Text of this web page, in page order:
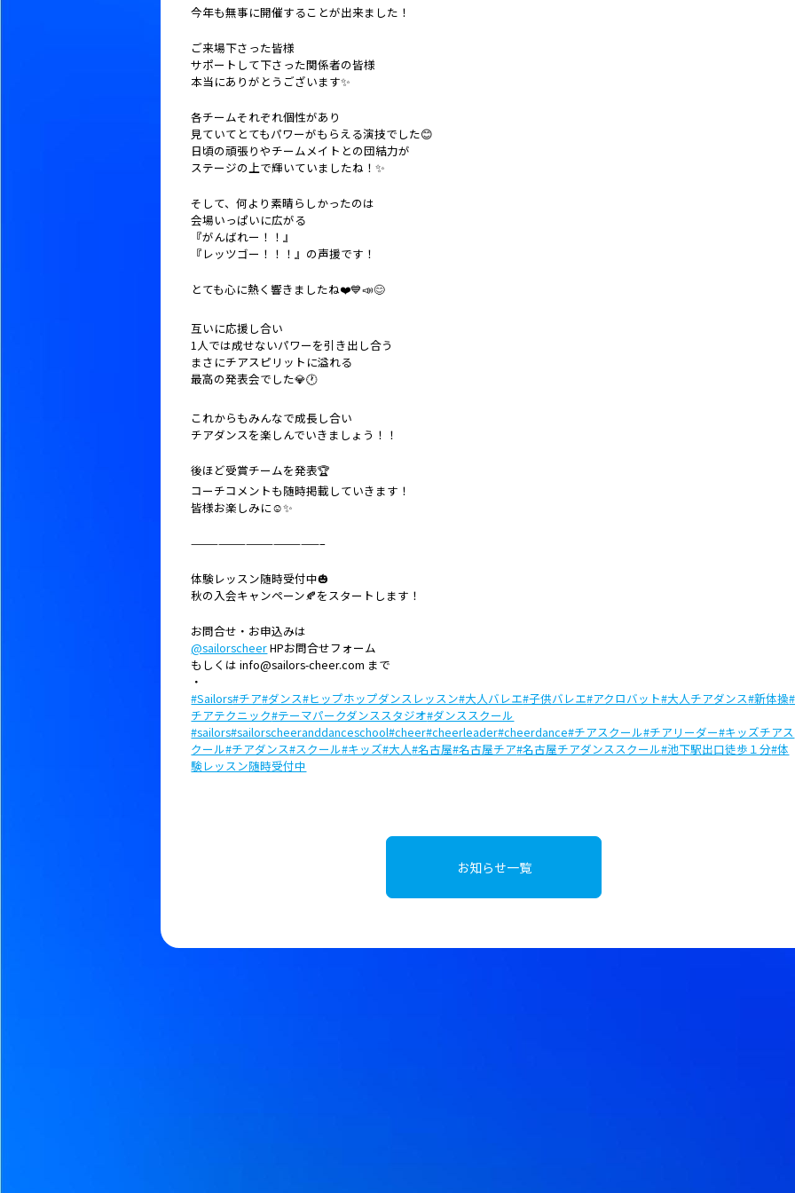
今年も無事に開催することが出来ました！
ご来場下さった皆様
サポートして下さった関係者の皆様
本当にありがとうございます✨
各チームそれぞれ個性があり
見ていてとてもパワーがもらえる演技でした😊
日頃の頑張りやチームメイトとの団結力が
ステージの上で輝いていましたね！✨
そして、何より素晴らしかったのは
会場いっぱいに広がる
『がんばれー！！』
『レッツゴー！！！』の声援です！
とても心に熱く響きましたね❤️💙📣😊
互いに応援し合い
1人では成せないパワーを引き出し合う
まさにチアスピリットに溢れる
最高の発表会でした💎🕐
これからもみんなで成長し合い
チアダンスを楽しんでいきましょう！！
後ほど受賞チームを発表🏆
コーチコメントも随時掲載していきます！
皆様お楽しみに☺️✨
——————————————–
体験レッスン随時受付中🎃
秋の入会キャンペーン🍂をスタートします！
お問合せ・お申込みは
@sailorscheerHPお問合せフォーム
もしくは info@sailors-cheer.com まで
・
#Sailors#チア#ダンス#ヒップホップダンスレッスン#大人バレエ#子供バレエ#アクロバット#大人チアダンス#新体操#
チアテクニック#テーマパークダンススタジオ#ダンススクール
#sailors#sailorscheeranddanceschool#cheer#cheerleader#cheerdance#チアスクール#チアリーダー#キッズチアス
クール#チアダンス#スクール#キッズ#大人#名古屋#名古屋チア#名古屋チアダンススクール#池下駅出口徒歩１分#体
験レッスン随時受付中
お知らせ一覧